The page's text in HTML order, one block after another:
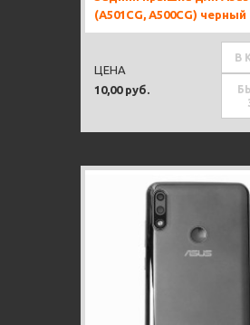
(A501CG, A500CG) черный
10,00 руб.
ЦЕНА
В